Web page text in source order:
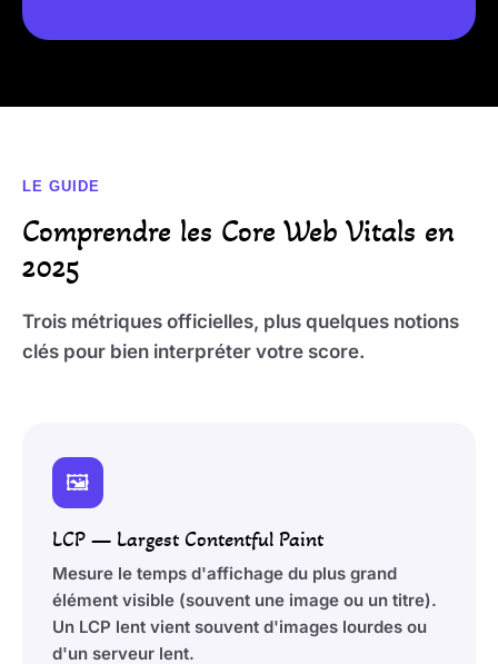
LE GUIDE
Comprendre les Core Web Vitals en
2025
Trois métriques officielles, plus quelques notions
clés pour bien interpréter votre score.
🖼️
LCP — Largest Contentful Paint
Mesure le temps d'affichage du plus grand
élément visible (souvent une image ou un titre).
Un LCP lent vient souvent d'images lourdes ou
d'un serveur lent.